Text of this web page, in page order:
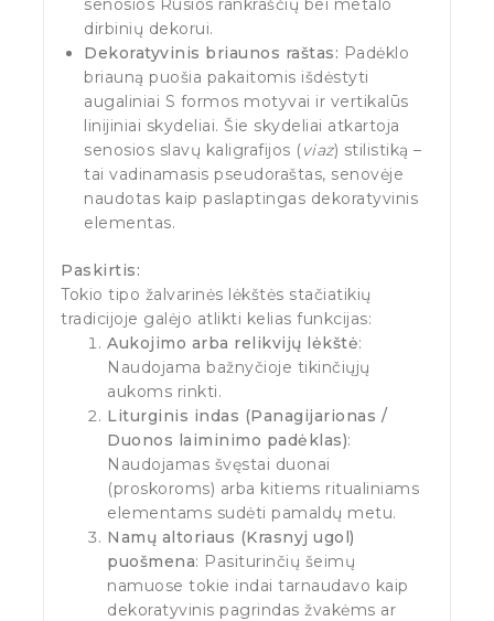
senosios Rusios rankraščių bei metalo
dirbinių dekorui.
Dekoratyvinis briaunos raštas: Padėklo
briauną puošia pakaitomis išdėstyti
augaliniai S formos motyvai ir vertikalūs
linijiniai skydeliai. Šie skydeliai atkartoja
senosios slavų kaligrafijos (viaz) stilistiką –
tai vadinamasis pseudoraštas, senovėje
naudotas kaip paslaptingas dekoratyvinis
elementas.
Paskirtis:
Tokio tipo žalvarinės lėkštės stačiatikių
tradicijoje galėjo atlikti kelias funkcijas:
Aukojimo arba relikvijų lėkštė:
Naudojama bažnyčioje tikinčiųjų
aukoms rinkti.
Liturginis indas (Panagijarionas /
Duonos laiminimo padėklas):
Naudojamas švęstai duonai
(proskoroms) arba kitiems ritualiniams
elementams sudėti pamaldų metu.
Namų altoriaus (Krasnyj ugol)
puošmena: Pasiturinčių šeimų
namuose tokie indai tarnaudavo kaip
dekoratyvinis pagrindas žvakėms ar